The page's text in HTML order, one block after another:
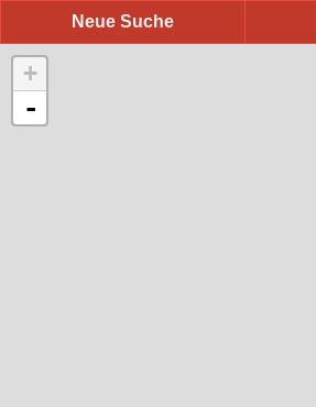
Neue Suche
+
-